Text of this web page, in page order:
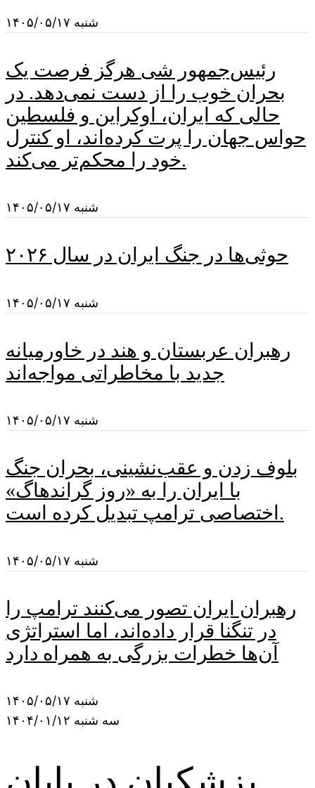
شنبه ۱۴۰۵/۰۵/۱۷
رئیس‌جمهور شی هرگز فرصت یک
بحران خوب را از دست نمی‌دهد. در
حالی که ایران، اوکراین و فلسطین
حواس جهان را پرت کرده‌اند، او کنترل
خود را محکم‌تر می‌کند.
شنبه ۱۴۰۵/۰۵/۱۷
حوثی‌ها در جنگ ایران در سال ۲۰۲۶
شنبه ۱۴۰۵/۰۵/۱۷
رهبران عربستان و هند در خاورمیانه
جدید با مخاطراتی مواجه‌اند
شنبه ۱۴۰۵/۰۵/۱۷
بلوف زدن و عقب‌نشینی، بحران جنگ
با ایران را به «روز گراندهاگ»
اختصاصی ترامپ تبدیل کرده است.
شنبه ۱۴۰۵/۰۵/۱۷
رهبران ایران تصور می‌کنند ترامپ را
در تنگنا قرار داده‌اند، اما استراتژی
آن‌ها خطرات بزرگی به همراه دارد
شنبه ۱۴۰۵/۰۵/۱۷
سه شنبه ۱۴۰۴/۰۱/۱۲